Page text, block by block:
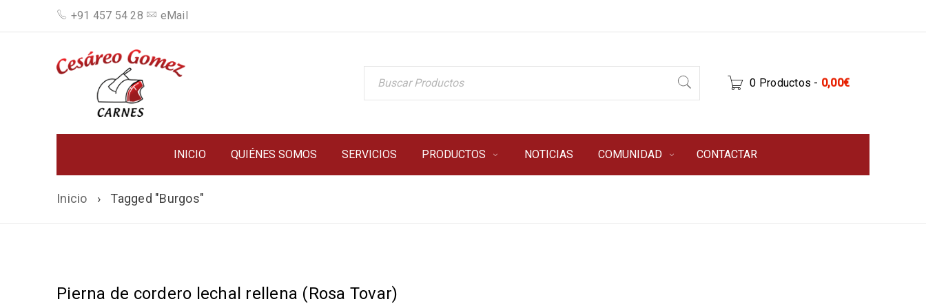
+91 457 54 28 eMail
0 Productos - 0,00€
INICIO QUIÉNES SOMOS SERVICIOS PRODUCTOS NOTICIAS COMUNIDAD CONTACTAR
Inicio › Tagged "Burgos"
Pierna de cordero lechal rellena (Rosa Tovar)